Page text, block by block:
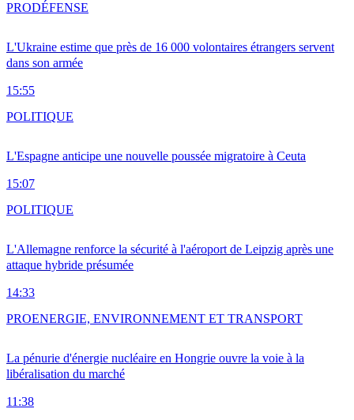
L'Ukraine estime que près de 16 000 volontaires étrangers servent
dans son armée
15:55
PRODÉFENSE
L'Espagne anticipe une nouvelle poussée migratoire à Ceuta
15:07
POLITIQUE
L'Allemagne renforce la sécurité à l'aéroport de Leipzig après une
attaque hybride présumée
14:33
POLITIQUE
La pénurie d'énergie nucléaire en Hongrie ouvre la voie à la
libéralisation du marché
11:38
PROENERGIE, ENVIRONNEMENT ET TRANSPORT